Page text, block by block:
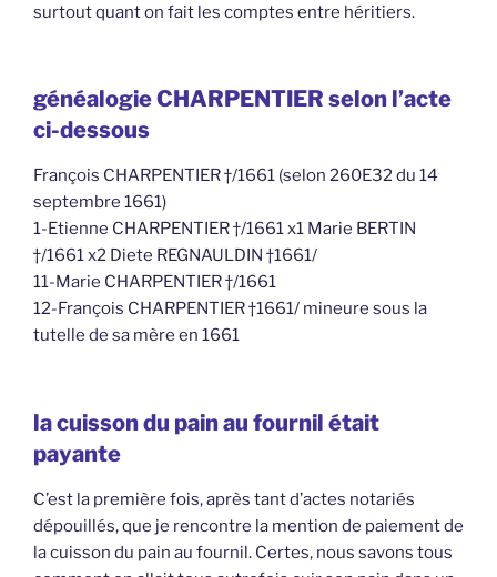
surtout quant on fait les comptes entre héritiers.
généalogie CHARPENTIER selon l’acte
ci-dessous
François CHARPENTIER †/1661 (selon 260E32 du 14
septembre 1661)
1-Etienne CHARPENTIER †/1661 x1 Marie BERTIN
†/1661 x2 Diete REGNAULDIN †1661/
11-Marie CHARPENTIER †/1661
12-François CHARPENTIER †1661/ mineure sous la
tutelle de sa mère en 1661
la cuisson du pain au fournil était
payante
C’est la première fois, après tant d’actes notariés
dépouillés, que je rencontre la mention de paiement de
la cuisson du pain au fournil. Certes, nous savons tous